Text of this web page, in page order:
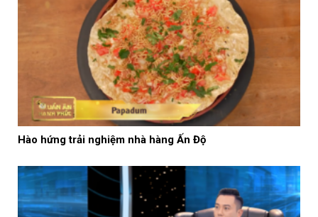
Hào hứng trải nghiệm nhà hàng Ấn Độ